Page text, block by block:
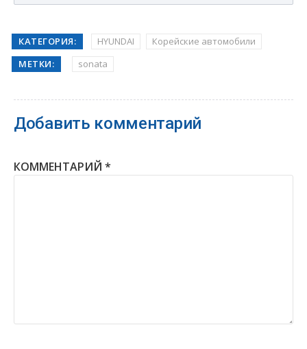
КАТЕГОРИЯ: HYUNDAI
Корейские автомобили
МЕТКИ:
sonata
Добавить комментарий
КОММЕНТАРИЙ *